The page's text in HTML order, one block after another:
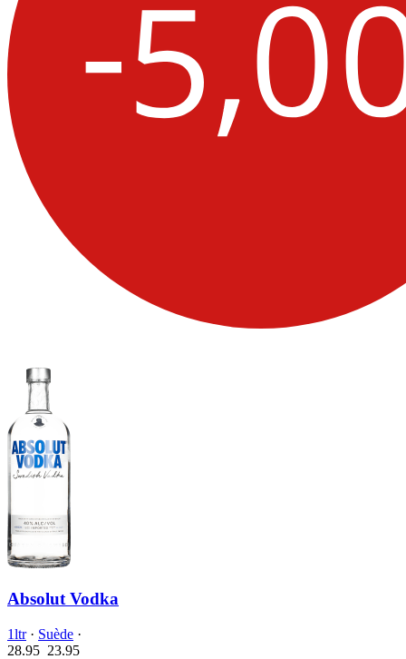
Absolut Vodka
1ltr· Suède ·
28.95 23.95